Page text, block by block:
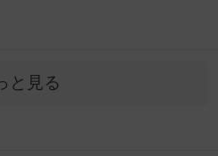
と見る